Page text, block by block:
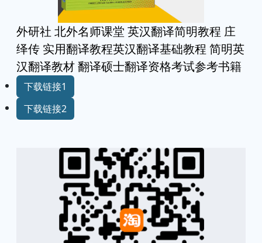
外研社 北外名师课堂 英汉翻译简明教程 庄
绎传 实用翻译教程英汉翻译基础教程 简明英
汉翻译教材 翻译硕士翻译资格考试参考书籍
下载链接1
下载链接2